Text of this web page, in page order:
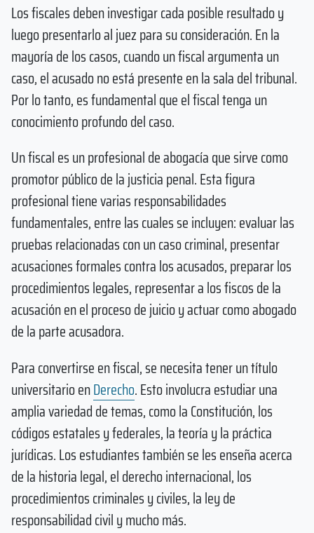
Los fiscales deben investigar cada posible resultado y
luego presentarlo al juez para su consideración. En la
mayoría de los casos, cuando un fiscal argumenta un
caso, el acusado no está presente en la sala del tribunal.
Por lo tanto, es fundamental que el fiscal tenga un
conocimiento profundo del caso.
Un fiscal es un profesional de abogacía que sirve como
promotor público de la justicia penal. Esta figura
profesional tiene varias responsabilidades
fundamentales, entre las cuales se incluyen: evaluar las
pruebas relacionadas con un caso criminal, presentar
acusaciones formales contra los acusados, preparar los
procedimientos legales, representar a los fiscos de la
acusación en el proceso de juicio y actuar como abogado
de la parte acusadora.
Para convertirse en fiscal, se necesita tener un título
universitario enDerecho. Esto involucra estudiar una
amplia variedad de temas, como la Constitución, los
códigos estatales y federales, la teoría y la práctica
jurídicas. Los estudiantes también se les enseña acerca
de la historia legal, el derecho internacional, los
procedimientos criminales y civiles, la ley de
responsabilidad civil y mucho más.